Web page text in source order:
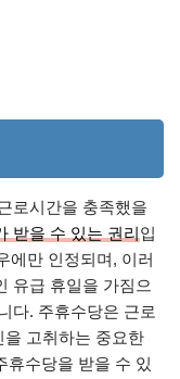
로시간을 충족했을
받을 수 있는 권리입
에만 인정되며, 이러
유급 휴일을 가짐으
다. 주휴수당은 근로
을 고취하는 중요한
휴수당을 받을 수 있